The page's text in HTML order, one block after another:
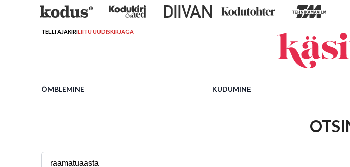
TELLI AJAKIRILIITU UUDISKIRJAGA
ÕMBLEMINE KUDUMINE